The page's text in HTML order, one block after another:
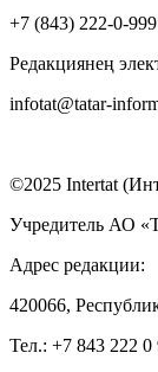
+7 (843) 222-0-
Редакциянең
infotat@tatar-
©2025 Intertat
Учредитель АО
Адрес редакции:
420066,
Тел.: +7 843 222 0